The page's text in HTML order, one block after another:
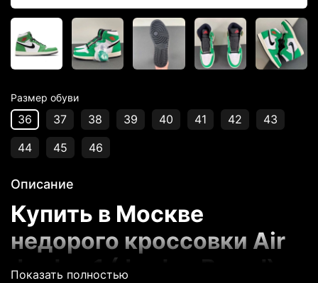
Размер обуви
36 37 38 39 40 41 42
43
44
45 46
Описание
Купить в Москве
недорого кроссовки Air
Jordan 1 (Jordan Brand).
Показать полностью